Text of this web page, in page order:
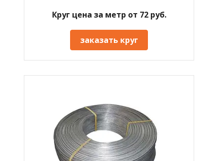
Круг цена за метр от 72 руб.
заказать круг